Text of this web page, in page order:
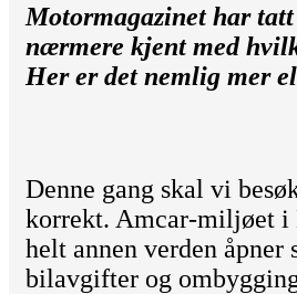
Motormagazinet har
nærmere kjent med
Her er det nemlig mer
Denne gang skal vi
korrekt. Amcar-miljøet i
helt annen verden åpner
bilavgifter og